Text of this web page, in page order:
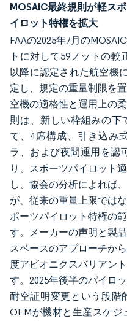
MOSAIC最終規則が軽ス
イロット特権を拡大
FAAの2025年7月の
トに対して59ノットの較
以降に認定された航空機
定し、規定の重量制限を
空機の適格性と運用上の
則は、新しい枠組みの下
て、4席構成、引き込み
ラ、および夜間運用を認
り、スポーツパイロット
し、協会の分析によれば
が、従来の重量上限では
ポーツパイロット特権の
す。メーカーの声明と製
スベースのアプローチか
度アビオニクスバリアン
す。2025年後半のパイロ
耐空証明変更という段階
OEMが機材と生産スケ